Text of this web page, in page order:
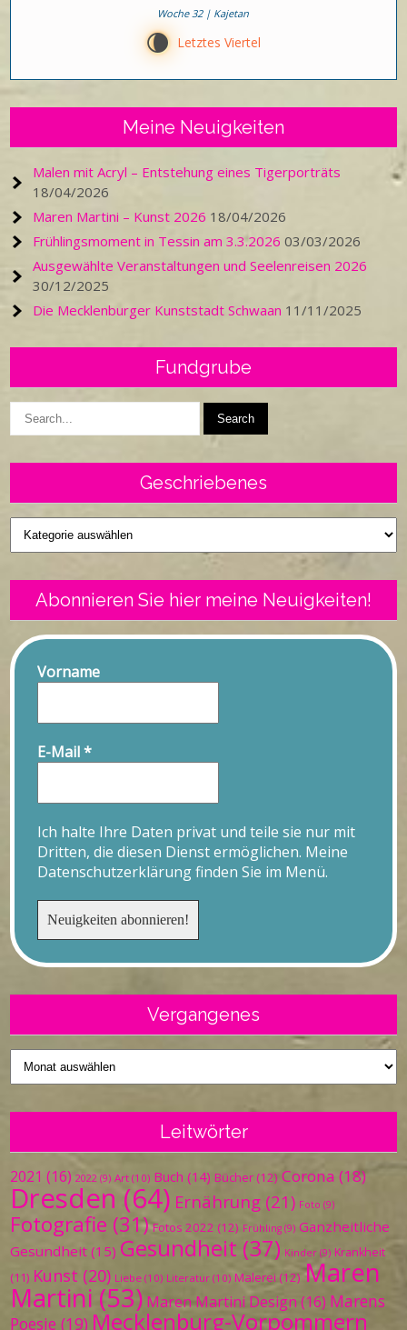
Woche 32 | Kajetan
V Letztes Viertel
Meine Neuigkeiten
Malen mit Acryl – Entstehung eines Tigerporträts
18/04/2026
Maren Martini – Kunst 2026 18/04/2026
Frühlingsmoment in Tessin am 3.3.2026 03/03/2026
Ausgewählte Veranstaltungen und Seelenreisen 2026
30/12/2025
Die Mecklenburger Kunststadt Schwaan 11/11/2025
Fundgrube
Geschriebenes
Geschriebenes
Abonnieren Sie hier meine Neuigkeiten!
Vorname
E-Mail*
Ich halte Ihre Daten privat und teile sie nur mit
Dritten, die diesen Dienst ermöglichen. Meine
Datenschutzerklärung finden Sie im Menü.
Vergangenes
Vergangenes
Leitwörter
2021 (16) 2022 (9) Art (10) Buch (14) Bücher (12) Corona (18)
Dresden (64) Ernährung (21) Foto (9)
Fotografie (31) Fotos 2022 (12) Frühling (9) Ganzheitliche
Gesundheit (15) Gesundheit (37) Kinder (9) Krankheit
(11) Kunst (20) Liebe (10) Literatur (10) Malerei (12) Maren
Martini (53) Maren Martini Design (16) Marens
Poesie (19) Mecklenburg-Vorpommern